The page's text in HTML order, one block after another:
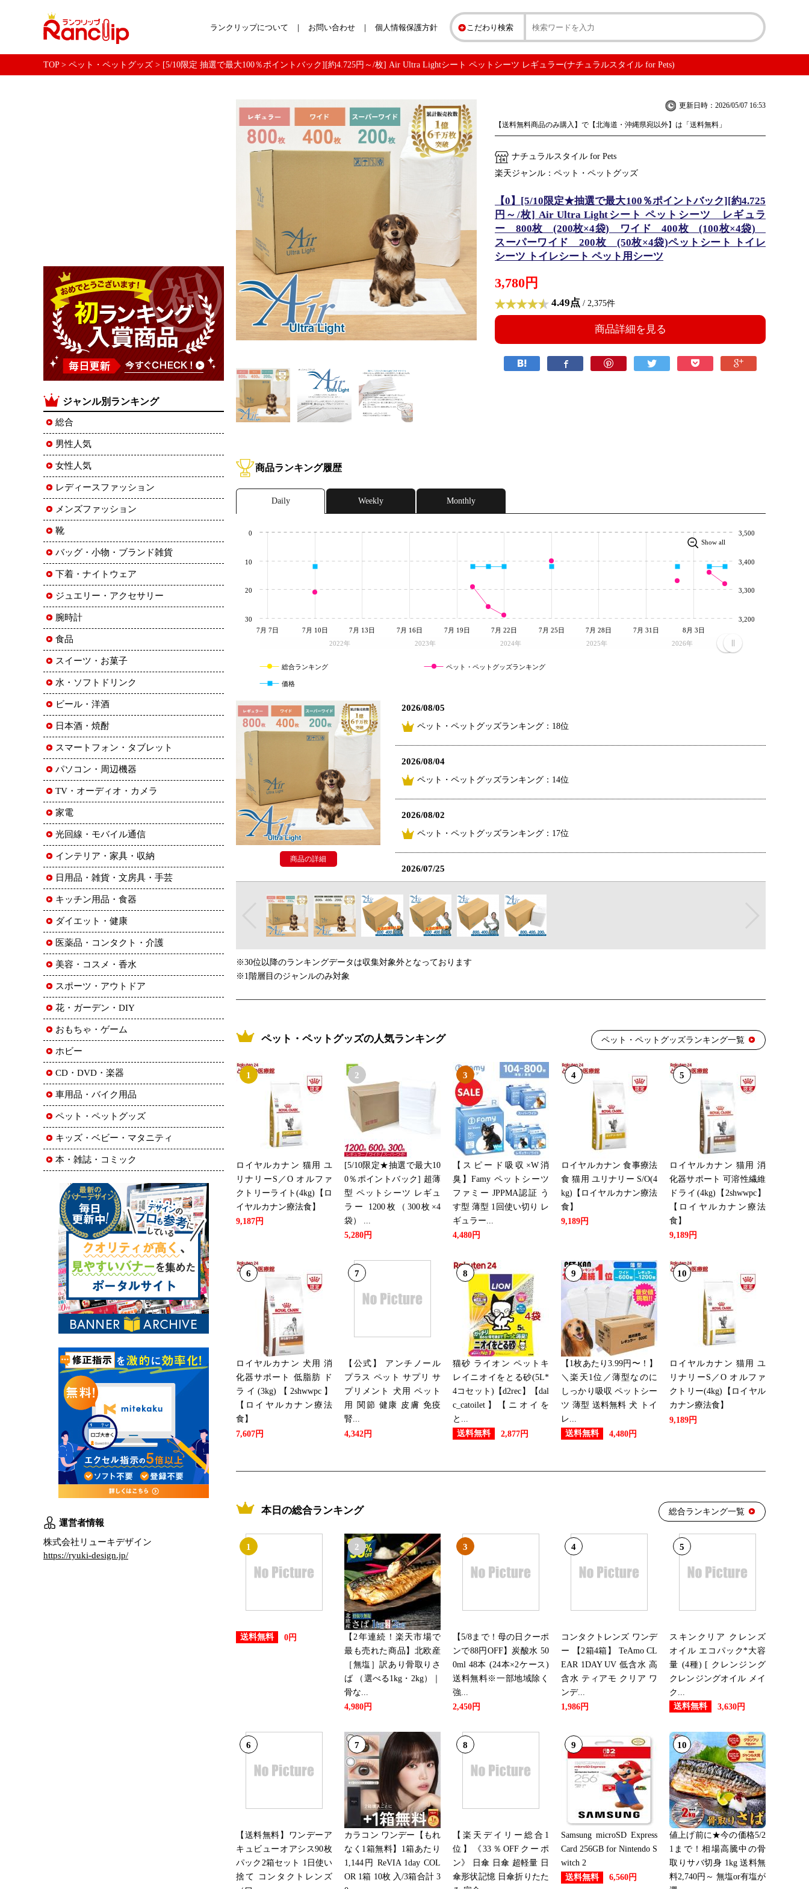
こだわり検索
ランクリップについて お問い合わせ 個人情報保護方針
TOP> ペット・ペットグッズ > [5/10限定 抽選で最大100％ポイントバック][約4.725円～/枚] Air Ultra Lightシート ペットシーツ レギュラー(ナチュラルスタイル for Pets)
更新日時：2026/05/07 16:53
【送料無料商品のみ購入】で【北海道・沖縄県宛以外】は「送料無料」
ナチュラルスタイル for Pets
楽天ジャンル：ペット・ペットグッズ
【0】[5/10限定★抽選で最大100％ポイントバック][約4.725
円～/枚] Air Ultra Lightシート ペットシーツ レギュラ
ー 800枚 (200枚×4袋) ワイド 400枚 (100枚×4袋)
スーパーワイド 200枚 (50枚×4袋)ペットシート トイレ
シーツ トイレシート ペット用シーツ
3,780円
4.49点 / 2,375件
商品詳細を見る
商品ランキング履歴
Daily Weekly Monthly
2022年 2023年 2024年 2025年 2026年
7月 7日 7月 10日 7月 13日 7月 16日 7月 19日 7月 22日 7月 25日 7月 28日 7月 31日 8月 3日
0
10
20
30 3,200
3,300
3,400
3,500
Show all
総合ランキング ペット・ペットグッズランキング
価格
2026/08/05
ペット・ペットグッズランキング：18位
2026/08/04
ペット・ペットグッズランキング：14位
2026/08/02
ペット・ペットグッズランキング：17位
2026/07/25
2026/07/22
2026/07/10
ペット・ペットグッズランキング：21位
ペット・ペットグッズランキング：28位
2026/07/05
ペット・ペットグッズランキング：17位
ペット・ペットグッズランキング：21位
2026/06/25
ペット・ペットグッズランキング：27位
ペット・ペットグッズランキング：21位
2026/06/13
ペット・ペットグッズランキング：17位
2026/05/26
ペット・ペットグッズランキング：9位
2026/05/25
ペット・ペットグッズランキング：21位
2026/05/23
ペット・ペットグッズランキング：23位
ペット・ペットグッズランキング：28位
2026/05/19
ペット・ペットグッズランキング：24位
2026/05/16
ペット・ペットグッズランキング：26位
商品の詳細
※30位以降のランキングデータは収集対象外となっております
※1階層目のジャンルのみ対象
ペット・ペットグッズの人気ランキング ペット・ペットグッズランキング一覧
1
ロイヤルカナン 猫用 ユ
リナリーS／O オルファ
クトリーライト(4kg)【ロ
イヤルカナン療法食】
9,187円
2
[5/10限定★抽選で最大10
0％ポイントバック] 超薄
型 ペットシーツ レギュ
ラー 1200枚（300枚×4
袋） ...
5,280円
3
【スピード吸収×W消
臭】Famy ペットシーツ
ファミー JPPMA認証 う
す型 薄型 1回使い切り レ
ギュラー...
4,480円
4
ロイヤルカナン 食事療法
食 猫用 ユリナリー S/O(4
kg)【ロイヤルカナン療法
食】
9,189円
5
ロイヤルカナン 猫用 消
化器サポート 可溶性繊維
ドライ(4kg)【2shwwpc】
【ロイヤルカナン療法
食】
9,189円
6
ロイヤルカナン 犬用 消
化器サポート 低脂肪 ド
ライ(3kg)【2shwwpc】
【ロイヤルカナン療法
食】
7,607円
7
【公式】 アンチノール
プラス ペット サプリ サ
プリメント 犬用 ペット
用 関節 健康 皮膚 免疫
腎...
4,342円
8
猫砂 ライオン ペットキ
レイニオイをとる砂(5L*
4コセット)【d2rec】【dal
c_catoilet】【ニオイを
と...
送料無料
2,877円
9
【1枚あたり3.99円〜！】
＼楽天1位／薄型なのに
しっかり吸収 ペットシー
ツ 薄型 送料無料 犬 トイ
レ...
送料無料
4,480円
10
ロイヤルカナン 猫用 ユ
リナリーS／O オルファ
クトリー(4kg)【ロイヤル
カナン療法食】
9,189円
本日の総合ランキング 総合ランキング一覧
1
送料無料 0円
2
【2年連続！楽天市場で
最も売れた商品】北欧産
［無塩］訳あり骨取りさ
ば （選べる1kg・2kg）｜
骨な...
4,980円
3
【5/8まで！母の日クーポ
ンで88円OFF】炭酸水 50
0ml 48本 (24本×2ケース)
送料無料※一部地域除く
強...
2,450円
4
コンタクトレンズ ワンデ
ー 【2箱4箱】 TeAmo CL
EAR 1DAY UV 低含水 高
含水 ティアモ クリア ワ
ンデ...
1,986円
5
スキンクリア クレンズ
オイル エコパック*大容
量 (4種) [ クレンジング
クレンジングオイル メイ
ク...
送料無料
3,630円
6
【送料無料】ワンデーア
キュビューオアシス90枚
パック2箱セット 1日使い
捨て コンタクトレンズ
7
カラコン ワンデー【もれ
なく1箱無料】1箱あたり
1,144円 ReVIA 1day COL
OR 1箱 10枚 入/3箱合計 3
8
【楽天デイリー総合1
位】《33％OFFクーポ
ン》 日傘 日傘 超軽量 日
傘形状記憶 日傘折りたた
9
Samsung microSD Express
Card 256GB for Nintendo S
witch 2
送料無料
6,560円
10
値上げ前に★今の価格5/2
1まで！相場高騰中の骨
取りサバ切身 1kg 送料無
料2,740円～ 無塩or有塩が
ジャンル別ランキング
総合
男性人気
女性人気
レディースファッション
メンズファッション
靴
バッグ・小物・ブランド雑貨
下着・ナイトウェア
ジュエリー・アクセサリー
腕時計
食品
スイーツ・お菓子
水・ソフトドリンク
ビール・洋酒
日本酒・焼酎
スマートフォン・タブレット
パソコン・周辺機器
TV・オーディオ・カメラ
家電
光回線・モバイル通信
インテリア・家具・収納
日用品・雑貨・文房具・手芸
キッチン用品・食器
ダイエット・健康
医薬品・コンタクト・介護
美容・コスメ・香水
スポーツ・アウトドア
花・ガーデン・DIY
おもちゃ・ゲーム
ホビー
CD・DVD・楽器
車用品・バイク用品
ペット・ペットグッズ
キッズ・ベビー・マタニティ
本・雑誌・コミック
運営者情報
株式会社リューキデザイン
https://ryuki-design.jp/